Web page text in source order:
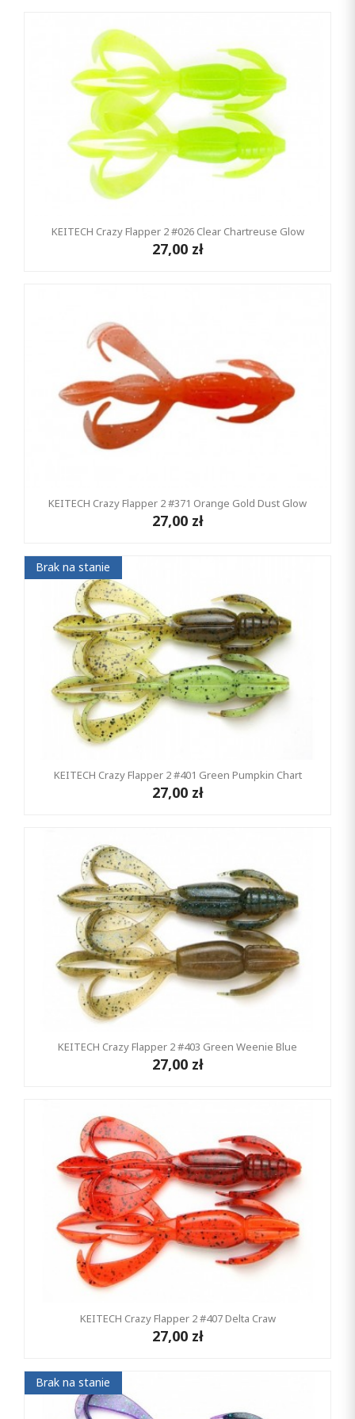
KEITECH Crazy Flapper 2 #026 Clear Chartreuse Glow
27,00 zł
KEITECH Crazy Flapper 2 #371 Orange Gold Dust Glow
27,00 zł
Brak na stanie
KEITECH Crazy Flapper 2 #401 Green Pumpkin Chart
27,00 zł
KEITECH Crazy Flapper 2 #403 Green Weenie Blue
27,00 zł
KEITECH Crazy Flapper 2 #407 Delta Craw
27,00 zł
Brak na stanie